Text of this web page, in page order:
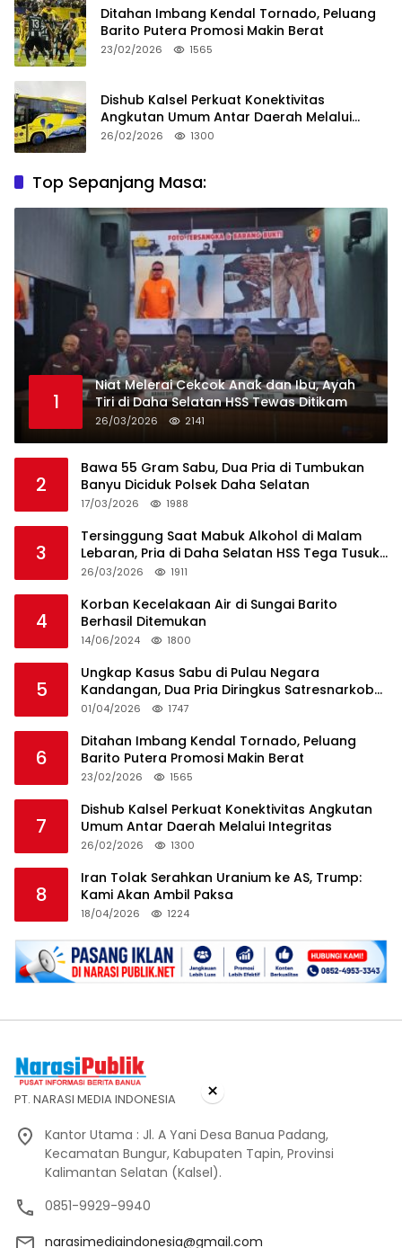
Ditahan Imbang Kendal Tornado, Peluang
Barito Putera Promosi Makin Berat
23/02/2026 1565
Dishub Kalsel Perkuat Konektivitas
Angkutan Umum Antar Daerah Melalui
Integritas
26/02/2026 1300
Top Sepanjang Masa:
1
Niat Melerai Cekcok Anak dan Ibu, Ayah
Tiri di Daha Selatan HSS Tewas Ditikam
26/03/2026 2141
2
Bawa 55 Gram Sabu, Dua Pria di Tumbukan
Banyu Diciduk Polsek Daha Selatan
17/03/2026 1988
3
Tersinggung Saat Mabuk Alkohol di Malam
Lebaran, Pria di Daha Selatan HSS Tega Tusuk
Teman Sendiri
26/03/2026 1911
4
Korban Kecelakaan Air di Sungai Barito
Berhasil Ditemukan
14/06/2024 1800
5
Ungkap Kasus Sabu di Pulau Negara
Kandangan, Dua Pria Diringkus Satresnarkoba
HSS
01/04/2026 1747
6
Ditahan Imbang Kendal Tornado, Peluang
Barito Putera Promosi Makin Berat
23/02/2026 1565
7
Dishub Kalsel Perkuat Konektivitas Angkutan
Umum Antar Daerah Melalui Integritas
26/02/2026 1300
8
Iran Tolak Serahkan Uranium ke AS, Trump:
Kami Akan Ambil Paksa
18/04/2026 1224
PT. NARASI MEDIA INDONESIA
Kantor Utama : Jl. A Yani Desa Banua Padang,
Kecamatan Bungur, Kabupaten Tapin, Provinsi
Kalimantan Selatan (Kalsel).
0851-9929-9940
narasimediaindonesia@gmail.com
×